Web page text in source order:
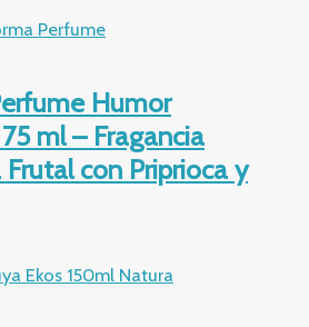
Humor
ml – Fragancia
con Priprioca y